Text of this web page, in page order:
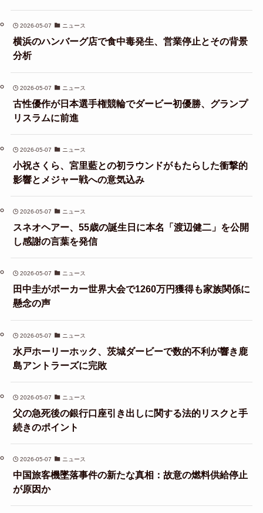
2026-05-07 ニュース
横浜のハンバーグ店で食中毒発生、営業停止とその背景
分析
2026-05-07 ニュース
古性優作が日本選手権競輪でダービー初優勝、グランプ
リスラムに前進
2026-05-07 ニュース
小祝さくら、宮里藍との初ラウンドがもたらした衝撃的
影響とメジャー戦への意気込み
2026-05-07 ニュース
スネオヘアー、55歳の誕生日に本名「渡辺健二」を公開
し感謝の言葉を発信
2026-05-07 ニュース
田中圭がポーカー世界大会で1260万円獲得も家族関係に
懸念の声
2026-05-07 ニュース
水戸ホーリーホック、茨城ダービーで数的不利が響き鹿
島アントラーズに完敗
2026-05-07 ニュース
父の急死後の銀行口座引き出しに関する法的リスクと手
続きのポイント
2026-05-07 ニュース
中国旅客機墜落事件の新たな真相：故意の燃料供給停止
が原因か